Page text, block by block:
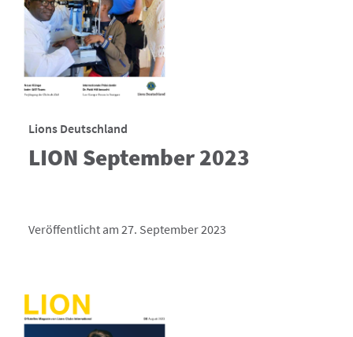
Lions Deutschland
LION September 2023
Veröffentlicht am 27. September 2023